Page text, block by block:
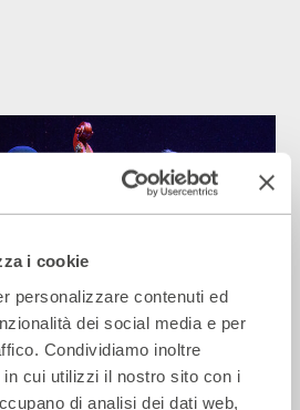
i cookie
personalizzare contenuti ed
dei social media e per
Condividiamo inoltre
cui utilizzi il nostro sito con i
di analisi dei dati web,
In scena gli eroi di